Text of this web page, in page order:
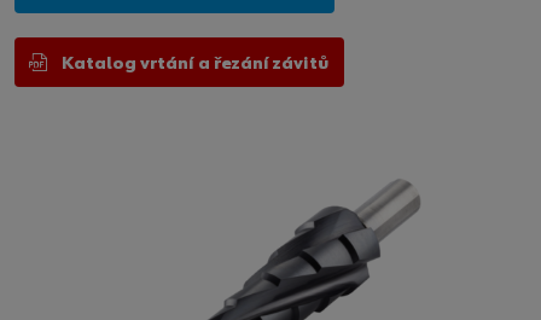
Katalog vrtání a řezání závitů